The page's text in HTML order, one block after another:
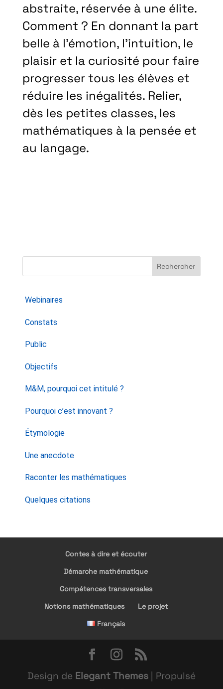
abstraite, réservée à une élite.
Comment ? En donnant la part
belle à l’émotion, l’intuition, le
plaisir et la curiosité pour faire
progresser tous les élèves et
réduire les inégalités. Relier,
dès les petites classes, les
mathématiques à la pensée et
au langage.
Rechercher
Webinaires
Constats
Public
Objectifs
M&M, pourquoi cet intitulé ?
Pourquoi c’est innovant ?
Étymologie
Une anecdote
Raconter les mathématiques
Quelques citations
Contes à dire et écouter
Démarche mathématique
Compétences transversales
Notions mathématiques
Le projet
Français
Design de Elegant Themes| Propulsé